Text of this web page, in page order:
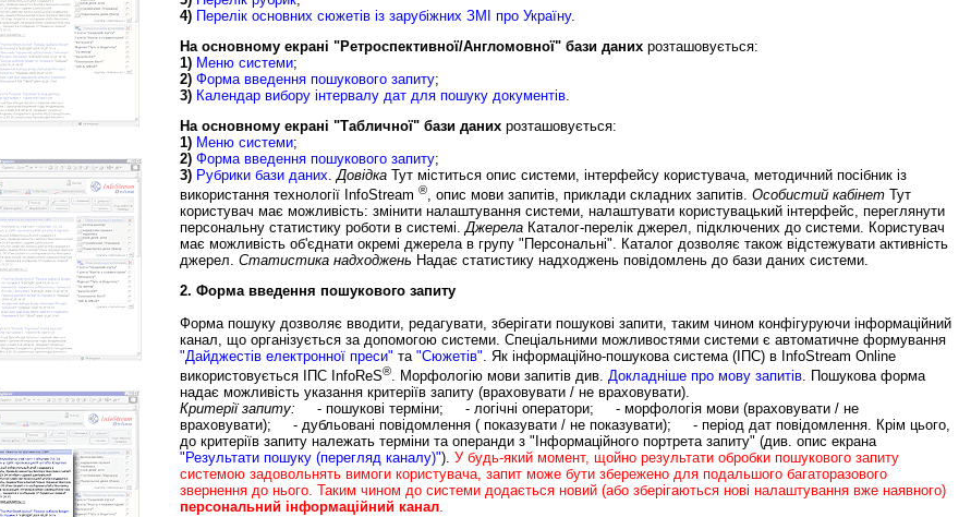
4) Перелік основних сюжетів із зарубіжних ЗМІ про Україну.
На основному екрані "Ретроспективної/Англомовної" бази даних розташовується:
1) Меню системи;
2) Форма введення пошукового запиту;
3) Календар вибору інтервалу дат для пошуку документів.
На основному екрані "Табличної" бази даних розташовується:
1) Меню системи;
2) Форма введення пошукового запиту;
3) Рубрики бази даних Довідка Тут міститься опис системи, інтерфейсу користувача, методичний посібник із
використання технології InfoStream ®, опис мови запитів, приклади складних запитів. Особистий кабінет Тут
користувач має можливість: змінити налаштування системи, налаштувати користувацький інтерфейс, переглянути
персональну статистику роботи в системі.Джерела Каталог-перелік джерел, підключених до системи. Користувач
має можливість об'єднати окремі джерела в групу "Персональні". Каталог дозволяє також відстежувати активність
джерел. Статистика надходжень Надає статистику надходжень повідомлень до бази даних системи.
2. Форма введення пошукового запиту
Форма пошуку дозволяє вводити, редагувати, зберігати пошукові запити, таким чином конфігуруючи інформаційний
канал, що організується за допомогою системи. Спеціальними можливостями системи є автоматичне формування
"Дайджестів електронної преси" та "Сюжетів". Як інформаційно-пошукова система (ІПС) в InfoStream Online
використовується ІПС InfoReS®. Морфологію мови запитів див. Докладніше про мову запитів. Пошукова форма
надає можливість указання критеріїв запиту (враховувати / не враховувати).
Критерії запиту: - пошукові терміни; - логічні оператори; - морфологія мови (враховувати / не
враховувати); - дубльовані повідомлення ( показувати / не показувати); - період дат повідомлення. Крім цього,
до критеріїв запиту належать терміни та операнди з "Інформаційного портрета запиту" (див. опис екрана
"Результати пошуку (перегляд каналу)"). У будь-який момент, щойно результати обробки пошукового запиту
системою задовольнять вимоги користувача, запит може бути збережено для подальшого багаторазового
звернення до нього. Таким чином до системи додається новий (або зберігаються нові налаштування вже наявного)
персональний інформаційний канал.